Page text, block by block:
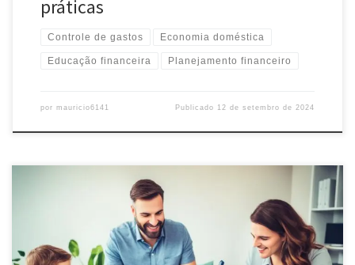
práticas
Controle de gastos Economia doméstica
Educação financeira Planejamento financeiro
por mauricio6141 Publicado 12 de setembro de 2024
Descubra como ter Educação Financeira e aprenda a gerenciar